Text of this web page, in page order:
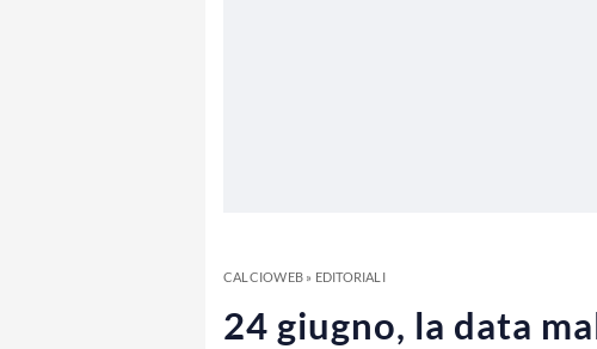
CALCIOWEB» EDITORIALI
24 giugno, la data